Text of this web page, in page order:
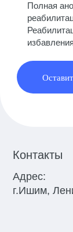
Полная
Контакты
Адрес:
г.Ишим,